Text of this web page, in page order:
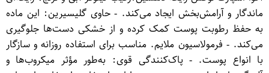
ماندگار و آرامش‌بخش ایجاد می‌کند. - حاوی گلیسیرین: این ماده
به حفظ رطوبت پوست کمک کرده و از خشکی دست‌ها جلوگیری
می‌کند. - فرمولاسیون ملایم. مناسب برای استفاده روزانه و سازگار
با انواع پوست. - پاک‌کنندگی قوی: به‌طور مؤثر میکروب‌ها و